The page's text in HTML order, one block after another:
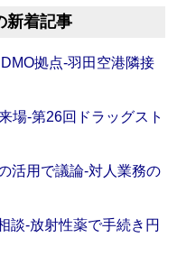
新着記事
拠点‐羽田空港隣接
場‐第26回ドラッグスト
活用で議論‐対人業務の
談‐放射性薬で手続き円